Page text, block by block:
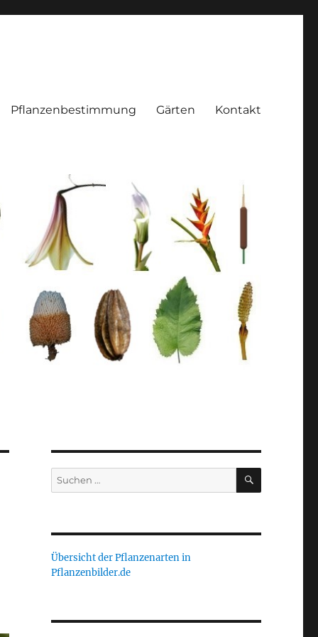
Pflanzenbestimmung Gärten Kontakt
Suche
nach:
SUCHEN
Übersicht der Pflanzenarten in
Pflanzenbilder.de